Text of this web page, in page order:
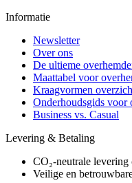
Informatie
Newsletter
Over ons
De ultieme
Maattabel voor
Kraagvormen
Onderhoudsgids voor
Business vs. Casual
Levering & Betaling
CO₂-neutrale levering
Veilige en